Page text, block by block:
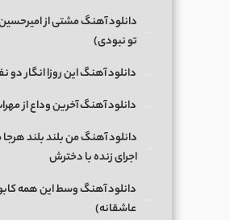
دانلود آهنگ مشتی از
تو نبودی)
دانلود آهنگ این روزا انگار دو
دانلود آهنگ آخرین وداع از
دانلود آهنگ من بلند بلند
اجرای زنده با دخترش
دانلود آهنگ وسط این همه
عاشقانه)